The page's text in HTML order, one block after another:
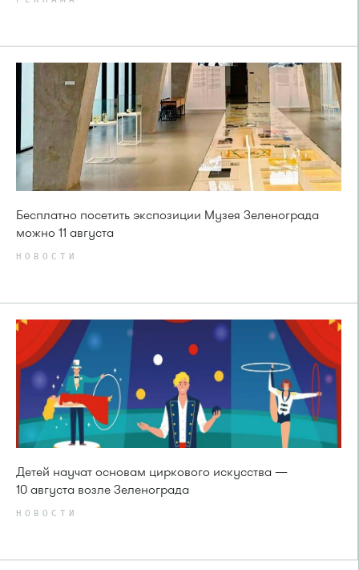
Бесплатно посетить экспозиции Музея Зеленограда
можно 11 августа
НОВОСТИ
Детей научат основам циркового искусства —
10 августа возле Зеленограда
НОВОСТИ